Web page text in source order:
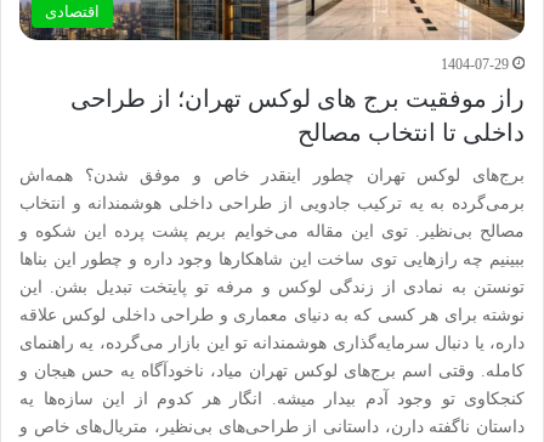
اقتصادی
1404-07-29
راز موفقیت برج های لوکس تهران؛ از طراحی
داخلی تا انتخاب مصالح
برج‌های لوکس تهران چطور اینقدر خاص و موفق شدن؟ همه‌اش
برمی‌گرده به یه ترکیب جادویی از طراحی داخلی هوشمندانه و انتخاب
مصالح بی‌نظیر. توی این مقاله می‌خوایم بریم پشت پرده این شکوه و
ببینیم چه رازهایی توی ساخت این شاهکارها وجود داره و چطور این بناها
تونستن به نمادی از زندگی لوکس و مرفه تو پایتخت تبدیل بشن. این
نوشته برای هر کسی که به دنیای معماری و طراحی داخلی لوکس علاقه
داره، یا دنبال سرمایه‌گذاری هوشمندانه تو این بازار می‌گرده، یه راهنمای
کامله. وقتی اسم برج‌های لوکس تهران میاد، ناخودآگاه یه حس هیجان و
کنجکاوی تو وجود آدم بیدار میشه. انگار هر کدوم از این سازه‌ها یه
داستان ناگفته دارن، داستانی از طراحی‌های بی‌نظیر، متریال‌های خاص و